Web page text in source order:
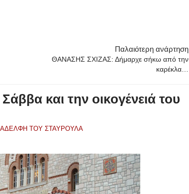
Παλαιότερη ανάρτηση
ΘΑΝΑΣΗΣ ΣΧΙΖΑΣ: Δήμαρχε σήκω από την
καρέκλα…
και την οικογένειά του
ΤΟΥ ΣΤΑΥΡΟΥΛΑ